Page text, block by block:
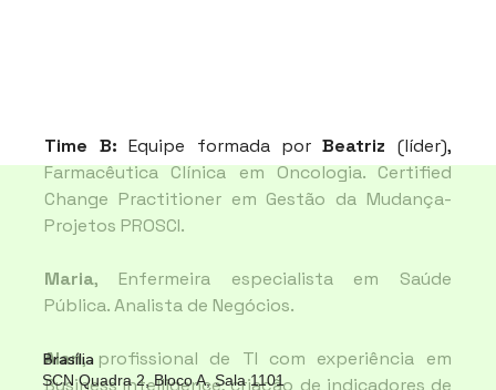
Time B: Equipe formada por Beatriz (líder),
Farmacêutica Clínica em Oncologia. Certified
Change Practitioner em Gestão da Mudança-
Projetos PROSCI.
Maria, Enfermeira especialista em Saúde
Pública. Analista de Negócios.
Alan, profissional de TI com experiência em
Business Intelligence, criação de indicadores de
Brasília
SCN Quadra 2, Bloco A, Sala 1101